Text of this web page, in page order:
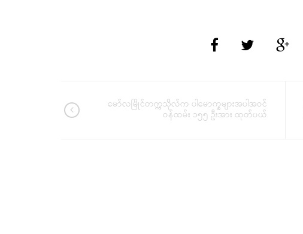
မော်လမြိုင်တက္ကသိုလ်က ပါမောက္ခများအပါအဝင်
ဝန်ထမ်း ၁၅၅ ဦးအား ထုတ်ပယ်